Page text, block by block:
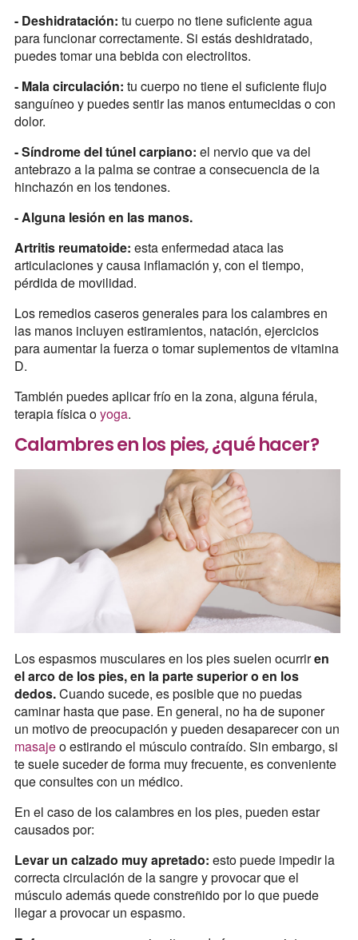
- Deshidratación: tu cuerpo no tiene suficiente agua
para funcionar correctamente. Si estás deshidratado,
puedes tomar una bebida con electrolitos.
- Mala circulación: tu cuerpo no tiene el suficiente flujo
sanguíneo y puedes sentir las manos entumecidas o con
dolor.
- Síndrome del túnel carpiano: el nervio que va del
antebrazo a la palma se contrae a consecuencia de la
hinchazón en los tendones.
- Alguna lesión en las manos.
Artritis reumatoide: esta enfermedad ataca las
articulaciones y causa inflamación y, con el tiempo,
pérdida de movilidad.
Los remedios caseros generales para los calambres en
las manos incluyen estiramientos, natación, ejercicios
para aumentar la fuerza o tomar suplementos de vitamina
D.
También puedes aplicar frío en la zona, alguna férula,
terapia física oyoga.
Calambres en los pies, ¿qué hacer?
Los espasmos musculares en los pies suelen ocurriren
el arco de los pies, en la parte superior o en los
dedos.Cuando sucede, es posible que no puedas
caminar hasta que pase. En general, no ha de suponer
un motivo de preocupación y pueden desaparecer con un
masajeo estirando el músculo contraído. Sin embargo, si
te suele suceder de forma muy frecuente, es conveniente
que consultes con un médico.
En el caso de los calambres en los pies, pueden estar
causados por:
Levar un calzado muy apretado: esto puede impedir la
correcta circulación de la sangre y provocar que el
músculo además quede constreñido por lo que puede
llegar a provocar un espasmo.